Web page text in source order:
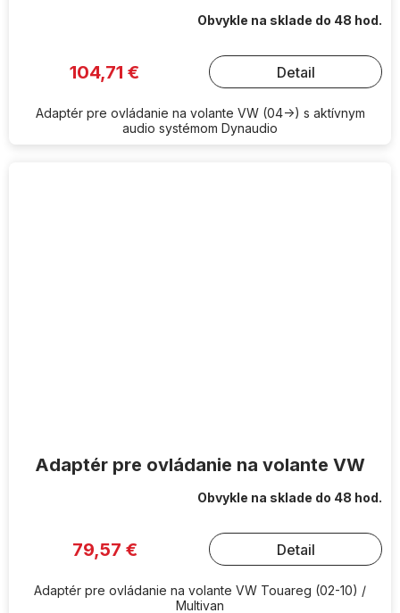
Obvykle na sklade do 48 hod.
104,71 € Detail
Adaptér pre ovládanie na volante VW (04->) s aktívnym
audio systémom Dynaudio
Adaptér pre ovládanie na volante VW
Obvykle na sklade do 48 hod.
79,57 € Detail
Adaptér pre ovládanie na volante VW Touareg (02-10) /
Multivan